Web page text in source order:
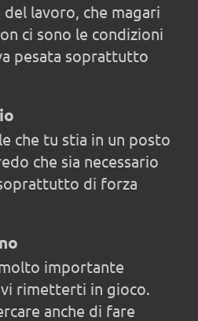
lavoro, che magari
ci sono le condizioni
pesata soprattutto
che tu stia in un posto
che sia necessario
di forza
importante
rimetterti in gioco.
anche di fare